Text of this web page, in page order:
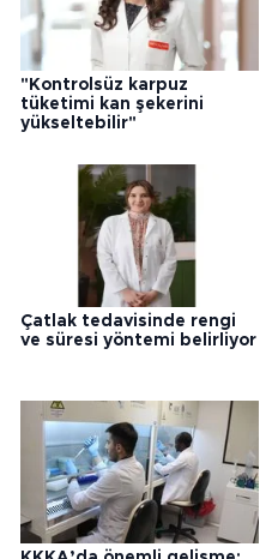
"Kontrolsüz karpuz
tüketimi kan şekerini
yükseltebilir"
Çatlak tedavisinde rengi
ve süresi yöntemi belirliyor